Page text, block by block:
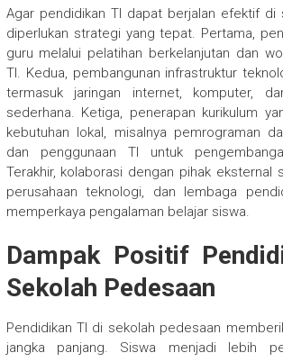
Agar pendidikan TI dapat berjalan efektif di
diperlukan strategi yang tepat. Pertama,
guru melalui pelatihan berkelanjutan dan
TI. Kedua, pembangunan infrastruktur
termasuk jaringan internet, komputer,
sederhana. Ketiga, penerapan kurikulum
kebutuhan lokal, misalnya pemrograman
dan penggunaan TI untuk
Terakhir, kolaborasi dengan pihak eksternal
perusahaan teknologi, dan lembaga
memperkaya pengalaman belajar siswa.
Dampak Positif
Sekolah Pedesaan
Pendidikan TI di sekolah pedesaan
jangka panjang. Siswa menjadi lebih